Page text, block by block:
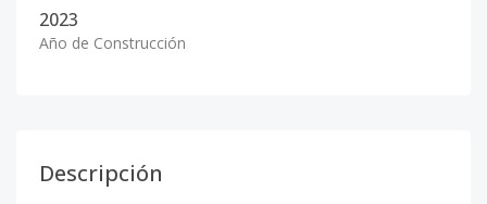
2023
Año de Construcción
Descripción